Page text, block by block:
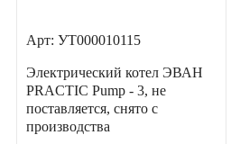
Арт: УТ000010115
Электрический котел ЭВАН
PRACTIC Pump - 3, не
поставляется, снято с
производства